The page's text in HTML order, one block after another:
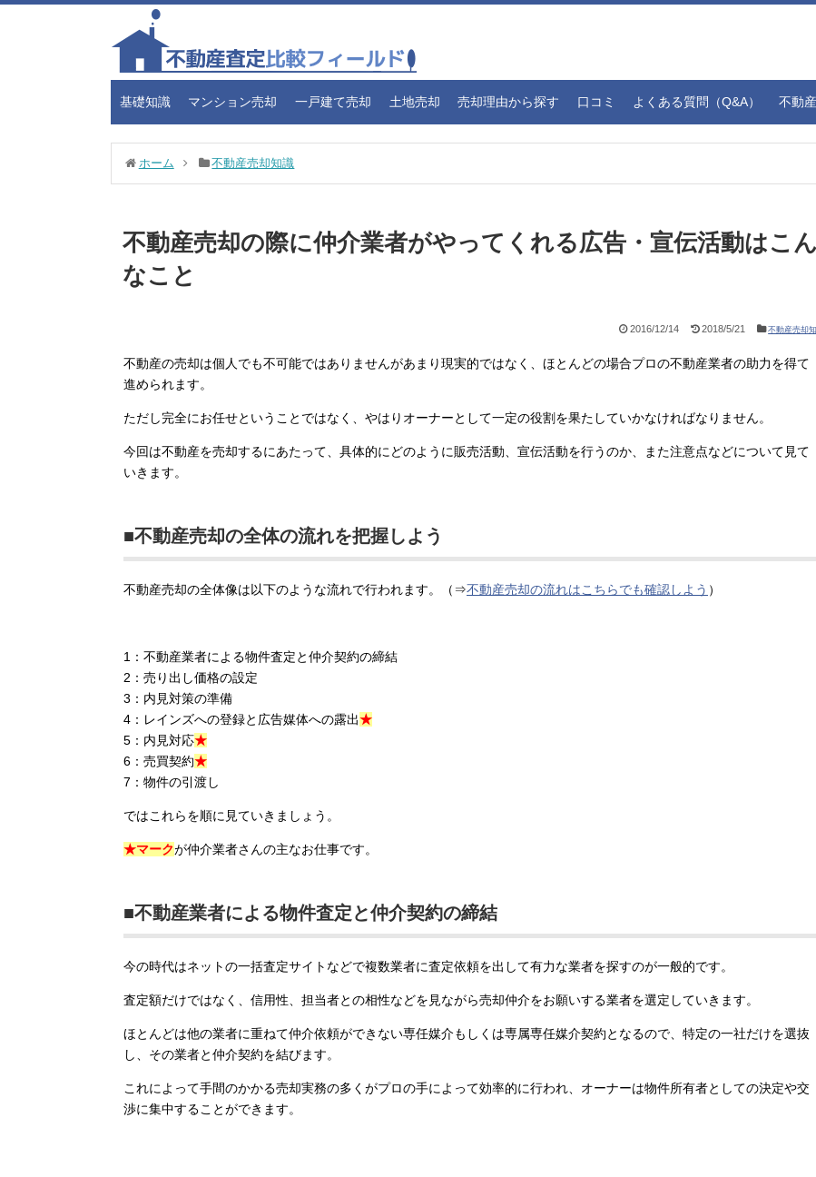
基礎知識 マンション売却 一戸建て売却 土地売却 売却理由から探す 口コミ よくある質問（Q&A） 不動
ホーム 不動産売却知識
不動産売却の際に仲介業者がやってくれる広告・宣伝活動はこん
なこと
2016/12/14 2018/5/21 不動産売却
不動産の売却は個人でも不可能ではありませんがあまり現実的ではなく、ほとんどの場合プロの不動産業者の助力を得て
進められます。
ただし完全にお任せということではなく、やはりオーナーとして一定の役割を果たしていかなければなりません。
今回は不動産を売却するにあたって、具体的にどのように販売活動、宣伝活動を行うのか、また注意点などについて見て
いきます。
■不動産売却の全体の流れを把握しよう
不動産売却の全体像は以下のような流れで行われます。（⇒不動産売却の流れはこちらでも確認しよう ）
1：不動産業者による物件査定と仲介契約の締結
2：売り出し価格の設定
3：内見対策の準備
4：レインズへの登録と広告媒体への露出★
5：内見対応★
6：売買契約★
7：物件の引渡し
ではこれらを順に見ていきましょう。
★マークが仲介業者さんの主なお仕事です。
■不動産業者による物件査定と仲介契約の締結
今の時代はネットの一括査定サイトなどで複数業者に査定依頼を出して有力な業者を探すのが一般的です。
査定額だけではなく、信用性、担当者との相性などを見ながら売却仲介をお願いする業者を選定していきます。
ほとんどは他の業者に重ねて仲介依頼ができない専任媒介もしくは専属専任媒介契約となるので、特定の一社だけを選抜
し、その業者と仲介契約を結びます。
これによって手間のかかる売却実務の多くがプロの手によって効率的に行われ、オーナーは物件所有者としての決定や交
渉に集中することができます。